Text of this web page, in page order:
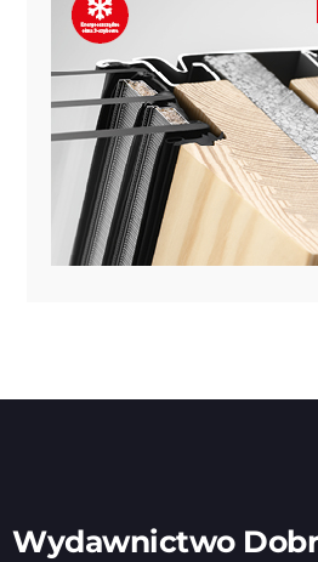
Wydawnictwo